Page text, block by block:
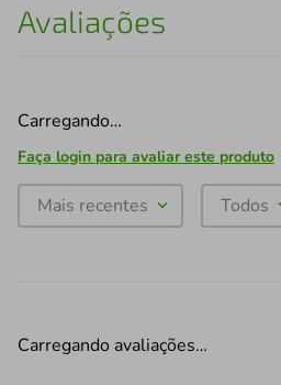
Avaliações
Carregando…
Faça login para avaliar este produto
Mais recentes Todos
Carregando avaliações…